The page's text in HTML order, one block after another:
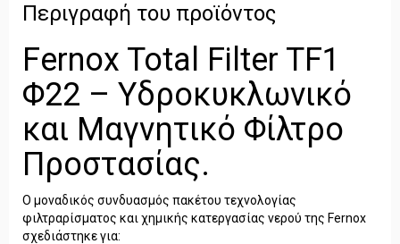
ποσότητα
Περιγραφή του προϊόντος
Fernox Total Filter TF1
Φ22 – Υδροκυκλωνικό
και Μαγνητικό Φίλτρο
Προστασίας.
Ο μοναδικός συνδυασμός πακέτου τεχνολογίας
φιλτραρίσματος και χημικής κατεργασίας νερού της Fernox
σχεδιάστηκε για: